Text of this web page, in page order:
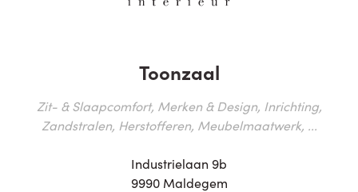
Toonzaal
Zit- & Slaapcomfort, Merken & Design, Inrichting,
Zandstralen, Herstofferen, Meubelmaatwerk, ...
Industrielaan 9b
9990 Maldegem